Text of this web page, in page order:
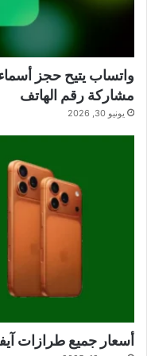
واتساب يتيح حجز
مشاركة رقم الهاتف
يونيو 30, 2026
أسعار جميع طرازات آيفون 17 في